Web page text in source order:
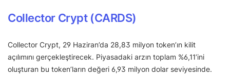
Collector Crypt (CARDS)
Collector Crypt, 29 Haziran’da 28,83 milyon token’ın kilit
açılımını gerçekleştirecek. Piyasadaki arzın toplam %6,11’ini
oluşturan bu token’ların değeri 6,93 milyon dolar seviyesinde.